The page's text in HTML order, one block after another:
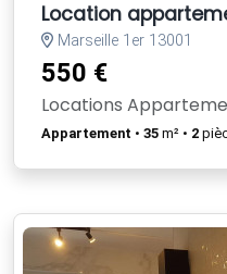
Location
Marseille 1er 13001
550 €
Locations
Appartement • 35 m² • 2